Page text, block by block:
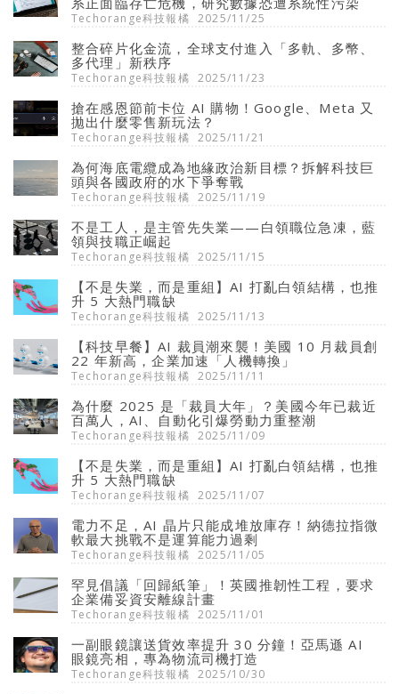
Techorange科技報橘 2025/11/25
整合碎片化金流，全球支付進入「多軌、多幣、
多代理」新秩序
Techorange科技報橘 2025/11/23
搶在感恩節前卡位 AI 購物！Google、Meta 又
拋出什麼零售新玩法？
Techorange科技報橘 2025/11/21
為何海底電纜成為地緣政治新目標？拆解科技巨
頭與各國政府的水下爭奪戰
Techorange科技報橘 2025/11/19
不是工人，是主管先失業——白領職位急凍，藍
領與技職正崛起
Techorange科技報橘 2025/11/15
【不是失業，而是重組】AI 打亂白領結構，也推
升 5 大熱門職缺
Techorange科技報橘 2025/11/13
【科技早餐】AI 裁員潮來襲！美國 10 月裁員創
22 年新高，企業加速「人機轉換」
Techorange科技報橘 2025/11/11
為什麼 2025 是「裁員大年」？美國今年已裁近
百萬人，AI、自動化引爆勞動力重整潮
Techorange科技報橘 2025/11/09
【不是失業，而是重組】AI 打亂白領結構，也推
升 5 大熱門職缺
Techorange科技報橘 2025/11/07
電力不足，AI 晶片只能成堆放庫存！納德拉指微
軟最大挑戰不是運算能力過剩
Techorange科技報橘 2025/11/05
罕見倡議「回歸紙筆」！英國推韌性工程，要求
企業備妥資安離線計畫
Techorange科技報橘 2025/11/01
一副眼鏡讓送貨效率提升 30 分鐘！亞馬遜 AI
眼鏡亮相，專為物流司機打造
Techorange科技報橘 2025/10/30